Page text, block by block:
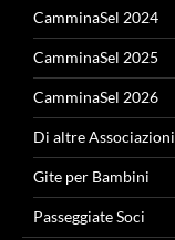
CamminaSel 2024
CamminaSel 2025
CamminaSel 2026
Di altre Associazioni
Gite per Bambini
Passeggiate Soci